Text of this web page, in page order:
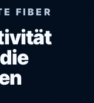
FIBER